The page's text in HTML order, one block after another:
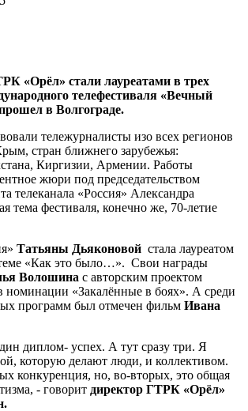
«Орёл» стали лауреатами в трех
телефестиваля «Вечный
в Волгограде.
тележурналисты изо всех регионов
стран ближнего зарубежья:
Киргизии, Армении. Работы
жюри под председательством
телеканала «Россия» Александра
тема фестиваля, конечно же, 70-летие
Татьяны Дьяконовой стала лауреатом
«Как это было…». Свои награды
Волошина с авторским проектом
«Закалённые в боях». А среди
программ был отмечен фильм Ивана
диплом- успех. А тут сразу три. Я
которую делают люди, и коллективом.
конкуренция, но, во-вторых, это общая
- говорит директор ГТРК «Орёл»